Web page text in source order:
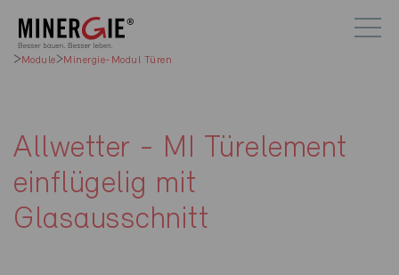
Module Minergie-Modul Türen
Allwetter - MI Türelement
einflügelig mit
Glasausschnitt